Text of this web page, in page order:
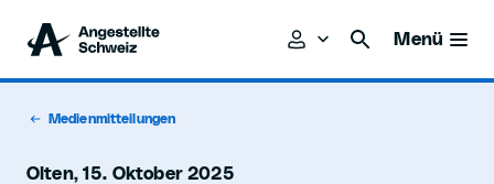
Menü
Medienmitteilungen
Olten, 15. Oktober 2025